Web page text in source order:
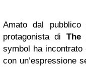
Amato dal pubblico
protagonista di The
symbol ha
con un’espressione